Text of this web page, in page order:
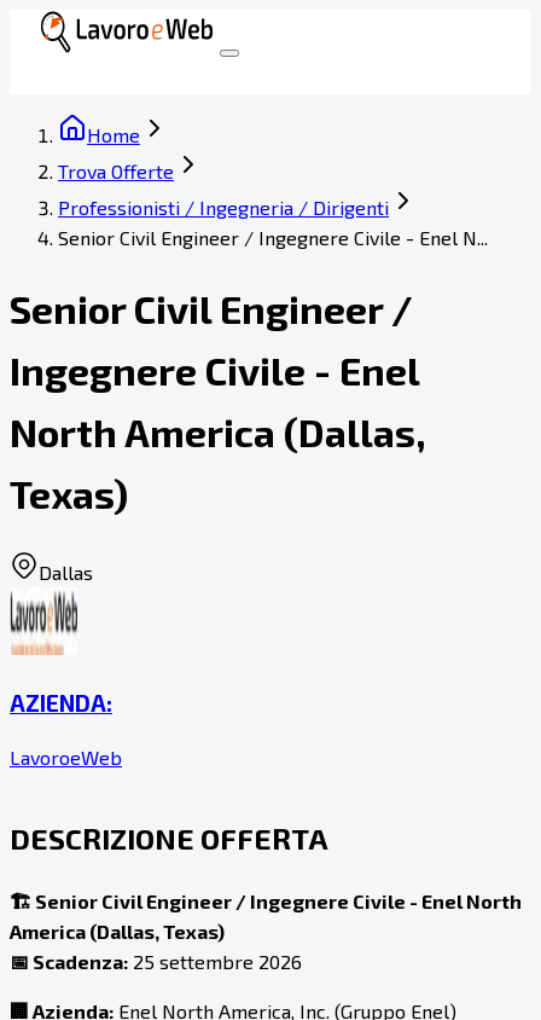
Home
Trova Offerte
Professionisti / Ingegneria / Dirigenti
Senior Civil Engineer / Ingegnere Civile - Enel N...
Senior Civil Engineer /
Ingegnere Civile - Enel
North America (Dallas,
Texas)
Dallas
AZIENDA:
LavoroeWeb
DESCRIZIONE OFFERTA
🏗️ Senior Civil Engineer / Ingegnere Civile - Enel North
America (Dallas, Texas)
📅 Scadenza: 25 settembre 2026
🏢 Azienda: Enel North America, Inc. (Gruppo Enel)